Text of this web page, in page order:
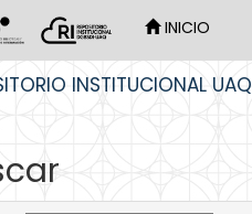
INICIO
INSTITUCIONAL UAQ